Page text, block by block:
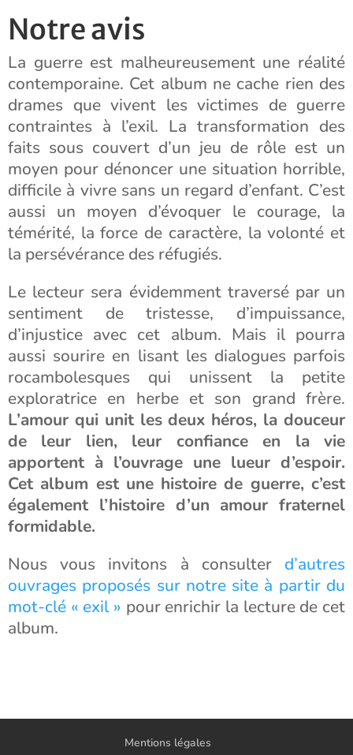
Notre avis
La guerre est malheureusement une réalité
contemporaine. Cet album ne cache rien des
drames que vivent les victimes de guerre
contraintes à l’exil. La transformation des
faits sous couvert d’un jeu de rôle est un
moyen pour dénoncer une situation horrible,
difficile à vivre sans un regard d’enfant. C’est
aussi un moyen d’évoquer le courage, la
témérité, la force de caractère, la volonté et
la persévérance des réfugiés.
Le lecteur sera évidemment traversé par un
sentiment de tristesse, d’impuissance,
d’injustice avec cet album. Mais il pourra
aussi sourire en lisant les dialogues parfois
rocambolesques qui unissent la petite
exploratrice en herbe et son grand frère.
L’amour qui unit les deux héros, la douceur
de leur lien, leur confiance en la vie
apportent à l’ouvrage une lueur d’espoir.
Cet album est une histoire de guerre, c’est
également l’histoire d’un amour fraternel
formidable.
Nous vous invitons à consulter d’autres
ouvrages proposés sur notre site à partir du
mot-clé « exil » pour enrichir la lecture de cet
album.
Mentions légales